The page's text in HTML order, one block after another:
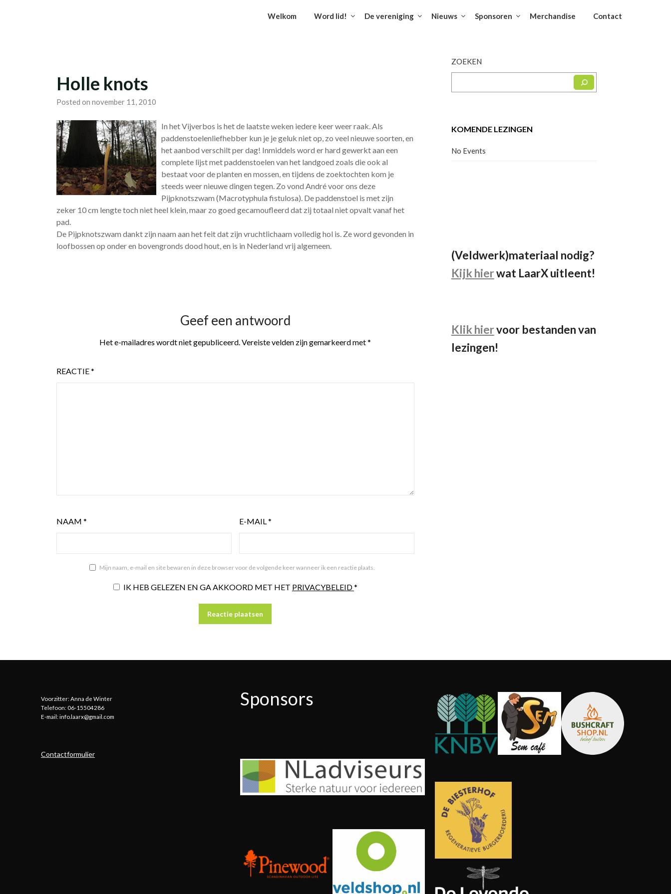
Welkom Word lid! De vereniging Nieuws Sponsoren Merchandise Contact
Holle knots
Posted on november 11, 2010
In het Vijverbos is het de laatste weken iedere keer weer raak. Als
paddenstoelenliefhebber kun je je geluk niet op, zo veel nieuwe soorten, en
het aanbod verschilt per dag! Inmiddels word er hard gewerkt aan een
complete lijst met paddenstoelen van het landgoed zoals die ook al
bestaat voor de planten en mossen, en tijdens de zoektochten kom je
steeds weer nieuwe dingen tegen. Zo vond André voor ons deze
Pijpknotszwam (Macrotyphula fistulosa). De paddenstoel is met zijn
zeker 10 cm lengte toch niet heel klein, maar zo goed gecamoufleerd dat zij totaal niet opvalt vanaf het
pad.
De Pijpknotszwam dankt zijn naam aan het feit dat zijn vruchtlichaam volledig hol is. Ze word gevonden in
loofbossen op onder en bovengronds dood hout, en is in Nederland vrij algemeen.
Geef een antwoord
Het e-mailadres wordt niet gepubliceerd.Vereiste velden zijn gemarkeerd met*
REACTIE*
NAAM* E-MAIL*
Mijn naam, e-mail en site bewaren in deze browser voor de volgende keer wanneer ik een reactie plaats.
IK HEB GELEZEN EN GA AKKOORD MET HET PRIVACYBELEID*
ZOEKEN
KOMENDE LEZINGEN
No Events
(Veldwerk)materiaal nodig?
Kijk hierwat LaarX uitleent!
Klik hiervoor bestanden van
lezingen!
Voorzitter: Anna de Winter
Telefoon: 06-15504286
E-mail: info.laarx@gmail.com
Contactformulier
Sponsors